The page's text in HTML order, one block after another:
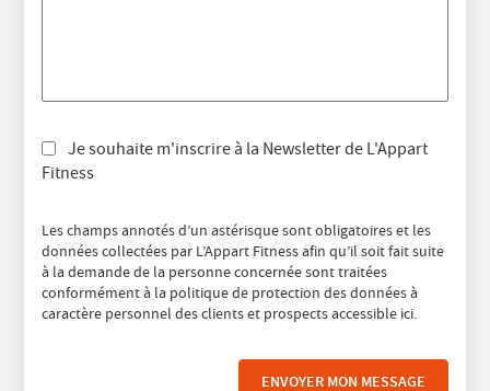
Je souhaite m'inscrire à la Newsletter de L'Appart
Fitness
Les champs annotés d’un astérisque sont obligatoires et les
données collectées par L’Appart Fitness afin qu’il soit fait suite
à la demande de la personne concernée sont traitées
conformément à la politique de protection des données à
caractère personnel des clients et prospects accessible ici.
ENVOYER MON MESSAGE